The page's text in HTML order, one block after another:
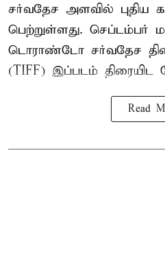
சர்வதேச அளவில் புதிய
பெற்றுள்ளது.
டொராண்டோ சர்வதேச
(TIFF) இப்படம் திரையிட
Read